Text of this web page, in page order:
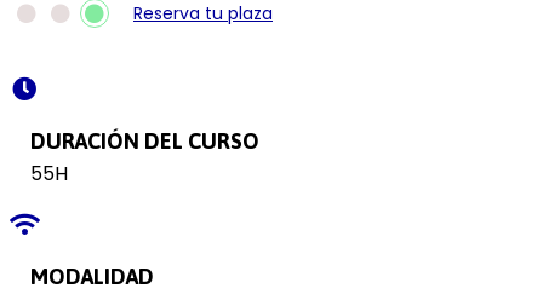
Reserva tu plaza
DURACIÓN DEL CURSO
55H
MODALIDAD